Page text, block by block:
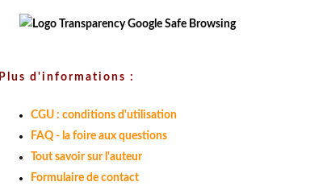
Plus d'informations :
CGU : conditions d'utilisation
FAQ - la foire aux questions
Tout savoir sur l'auteur
Formulaire de contact